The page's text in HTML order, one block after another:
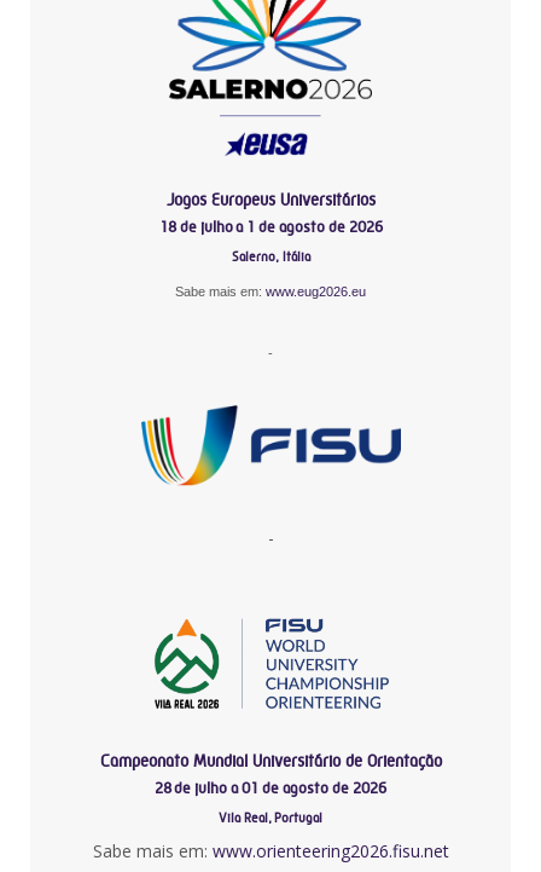
Jogos Europeus Universitários
18 de julho a 1 de agosto de 2026
Salerno, Itália
Sabe mais em: www.eug2026.eu
-
-
Campeonato Mundial Universitário de Orientação
28 de julho a 01 de agosto de 2026
Vila Real, Portugal
Sabe mais em: www.orienteering2026.fisu.net